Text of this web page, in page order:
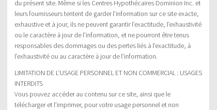
du présent site. Même si les Centres Hypothécaires Dominion Inc. et
leurs fournisseurs tentent de garder l’information sur ce site exacte,
exhaustive et à jour, ils ne peuvent garantir l’exactitude, l’exhaustivité
ou le caractère à jour de l’information, et ne pourront être tenus
responsables des dommages ou des pertes liés à l’exactitude, à
l’exhaustivité ou au caractère à jour de l’information.
LIMITATION DE L’USAGE PERSONNEL ET NON COMMERCIAL : USAGES
INTERDITS
Vous pouvez accéder au contenu sur ce site, ainsi que le
télécharger et l’imprimer, pour votre usage personnel et non